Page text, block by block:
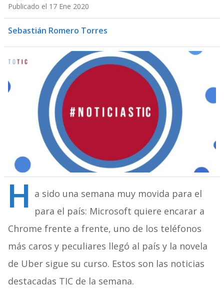
Publicado el 17 Ene 2020
Sebastián Romero Torres
H a sido una semana muy movida para el
para el país: Microsoft quiere encarar a
Chrome frente a frente, uno de los teléfonos
más caros y peculiares llegó al país y la novela
de Uber sigue su curso. Estos son las noticias
destacadas TIC de la semana.